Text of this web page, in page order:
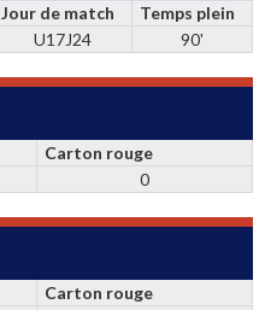
Jour de match
Temps plein
U17J24 90'
Carton rouge
0
Carton rouge